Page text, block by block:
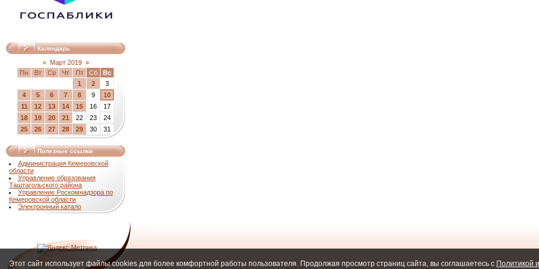
Календарь
« Март 2019 »
Пн
Вт Ср Чт Пт Сб
Вс
1
2
3
4
5 6 7 8 9
10
11
12 13 14 15 16
17
18
19 20 21 22 23
24
25
26 27 28 29 30 31
Полезные ссылки
Администрация Кемеровской
области
Управление образования
Таштагольского района
Управление Роскомнадзора по
Кемеровской области
Электронный катало
Этот сайт использует файлы cookies для более комфортной работы пользователя. Продолжая просмотр страниц сайта, вы соглашаетесь с Политикой